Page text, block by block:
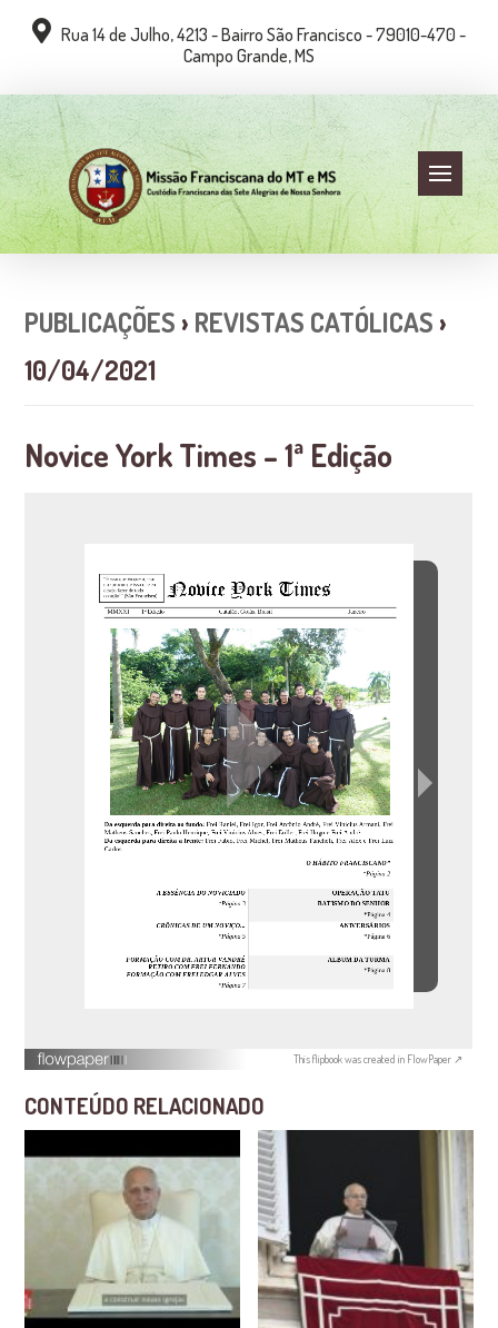
Rua 14 de Julho, 4213 - Bairro São Francisco - 79010-470 -
Campo Grande, MS
PUBLICAÇÕES › REVISTAS CATÓLICAS ›
10/04/2021
Novice York Times – 1ª Edição
This flipbook was created in FlowPaper ↗
CONTEÚDO RELACIONADO